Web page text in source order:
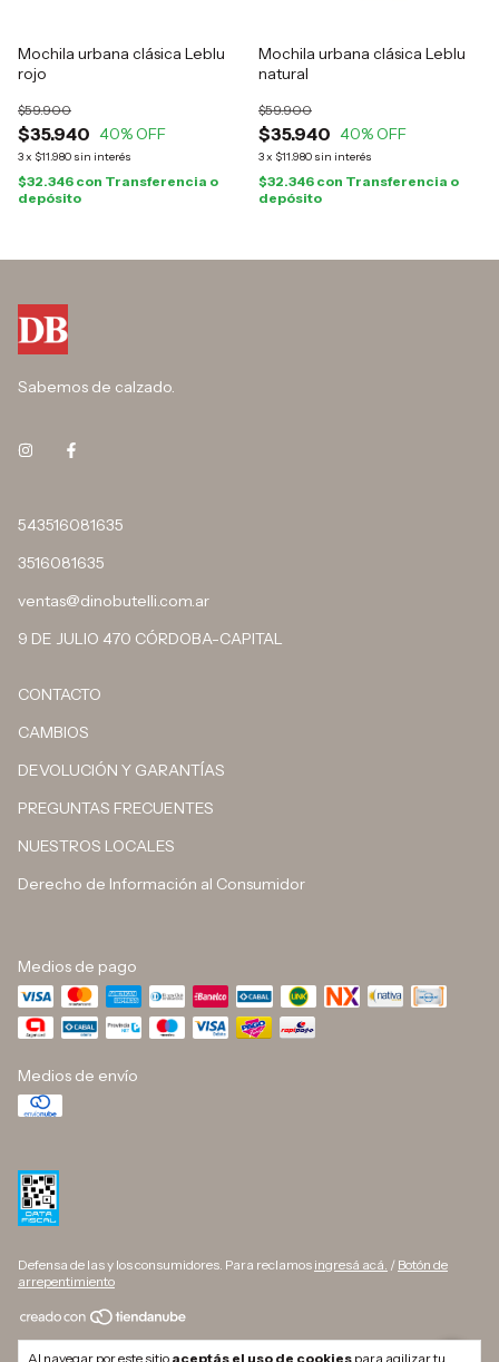
Al navegar por este sitio aceptás el uso de cookies para agilizar tu
Mochila urbana clásica Leblu
rojo
$35.940
$59.900
40% OFF
3x $11.980 sin interés
$32.346 con Transferencia o
depósito
Mochila urbana clásica Leblu
natural
$35.940
$59.900
40% OFF
3x $11.980 sin interés
$32.346 con Transferencia o
depósito
Sabemos de calzado.
543516081635
3516081635
ventas@dinobutelli.com.ar
9 DE JULIO 470 CÓRDOBA-CAPITAL
CONTACTO
CAMBIOS
DEVOLUCIÓN Y GARANTÍAS
PREGUNTAS FRECUENTES
NUESTROS LOCALES
Derecho de Información al Consumidor
Medios de pago
Medios de envío
Defensa de las y los consumidores. Para reclamos ingresá acá. / Botón de
arrepentimiento
Copyright DINO BUTELLI - 33709627169 - 2026. Todos los derechos